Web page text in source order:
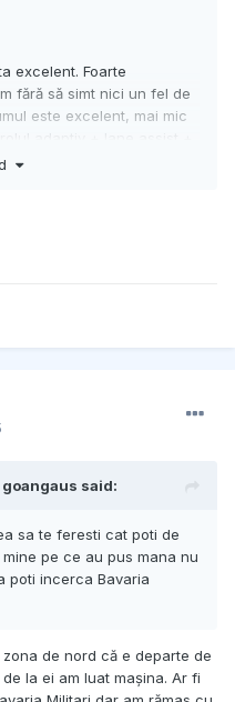
excelent. Foarte
fără să simt nici un fel de
este excelent, mai mic
de asemenea
goangaus said:
sa te feresti cat poti de
pe ce au pus mana nu
poti incerca Bavaria
de nord că e departe de
la ei am luat mașina. Ar fi